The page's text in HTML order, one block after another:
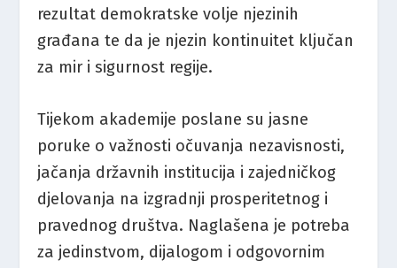
rezultat demokratske volje njezinih
građana te da je njezin kontinuitet ključan
za mir i sigurnost regije.
Tijekom akademije poslane su jasne
poruke o važnosti očuvanja nezavisnosti,
jačanja državnih institucija i zajedničkog
djelovanja na izgradnji prosperitetnog i
pravednog društva. Naglašena je potreba
za jedinstvom, dijalogom i odgovornim